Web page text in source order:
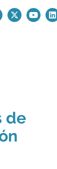
de